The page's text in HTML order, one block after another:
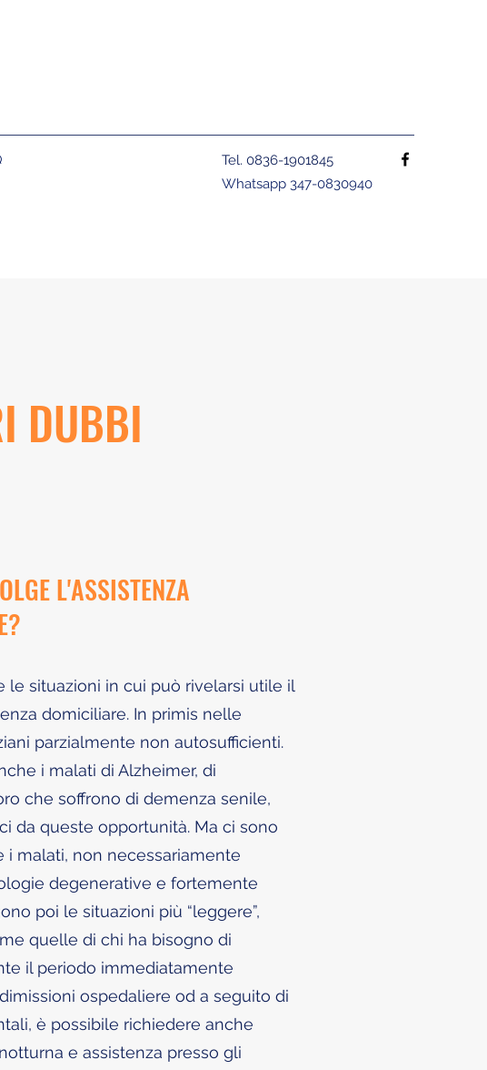
Tel. 0836-1901845
Whatsapp 347-0830940
DUBBI
L'ASSISTENZA
le situazioni in cui può rivelarsi utile il
domiciliare. In primis nelle
parzialmente non autosufficienti.
i malati di Alzheimer, di
che soffrono di demenza senile,
da queste opportunità. Ma ci sono
i malati, non necessariamente
degenerative e fortemente
poi le situazioni più “leggere”,
quelle di chi ha bisogno di
il periodo immediatamente
ospedaliere od a seguito di
è possibile richiedere anche
e assistenza presso gli